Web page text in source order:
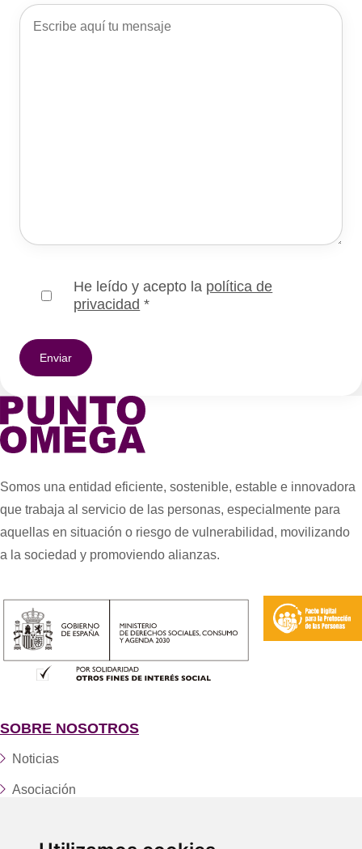
He leído y acepto la política de
privacidad *
Somos una entidad eficiente, sostenible, estable e innovadora
que trabaja al servicio de las personas, especialmente para
aquellas en situación o riesgo de vulnerabilidad, movilizando
a la sociedad y promoviendo alianzas.
SOBRE NOSOTROS
Noticias
Asociación